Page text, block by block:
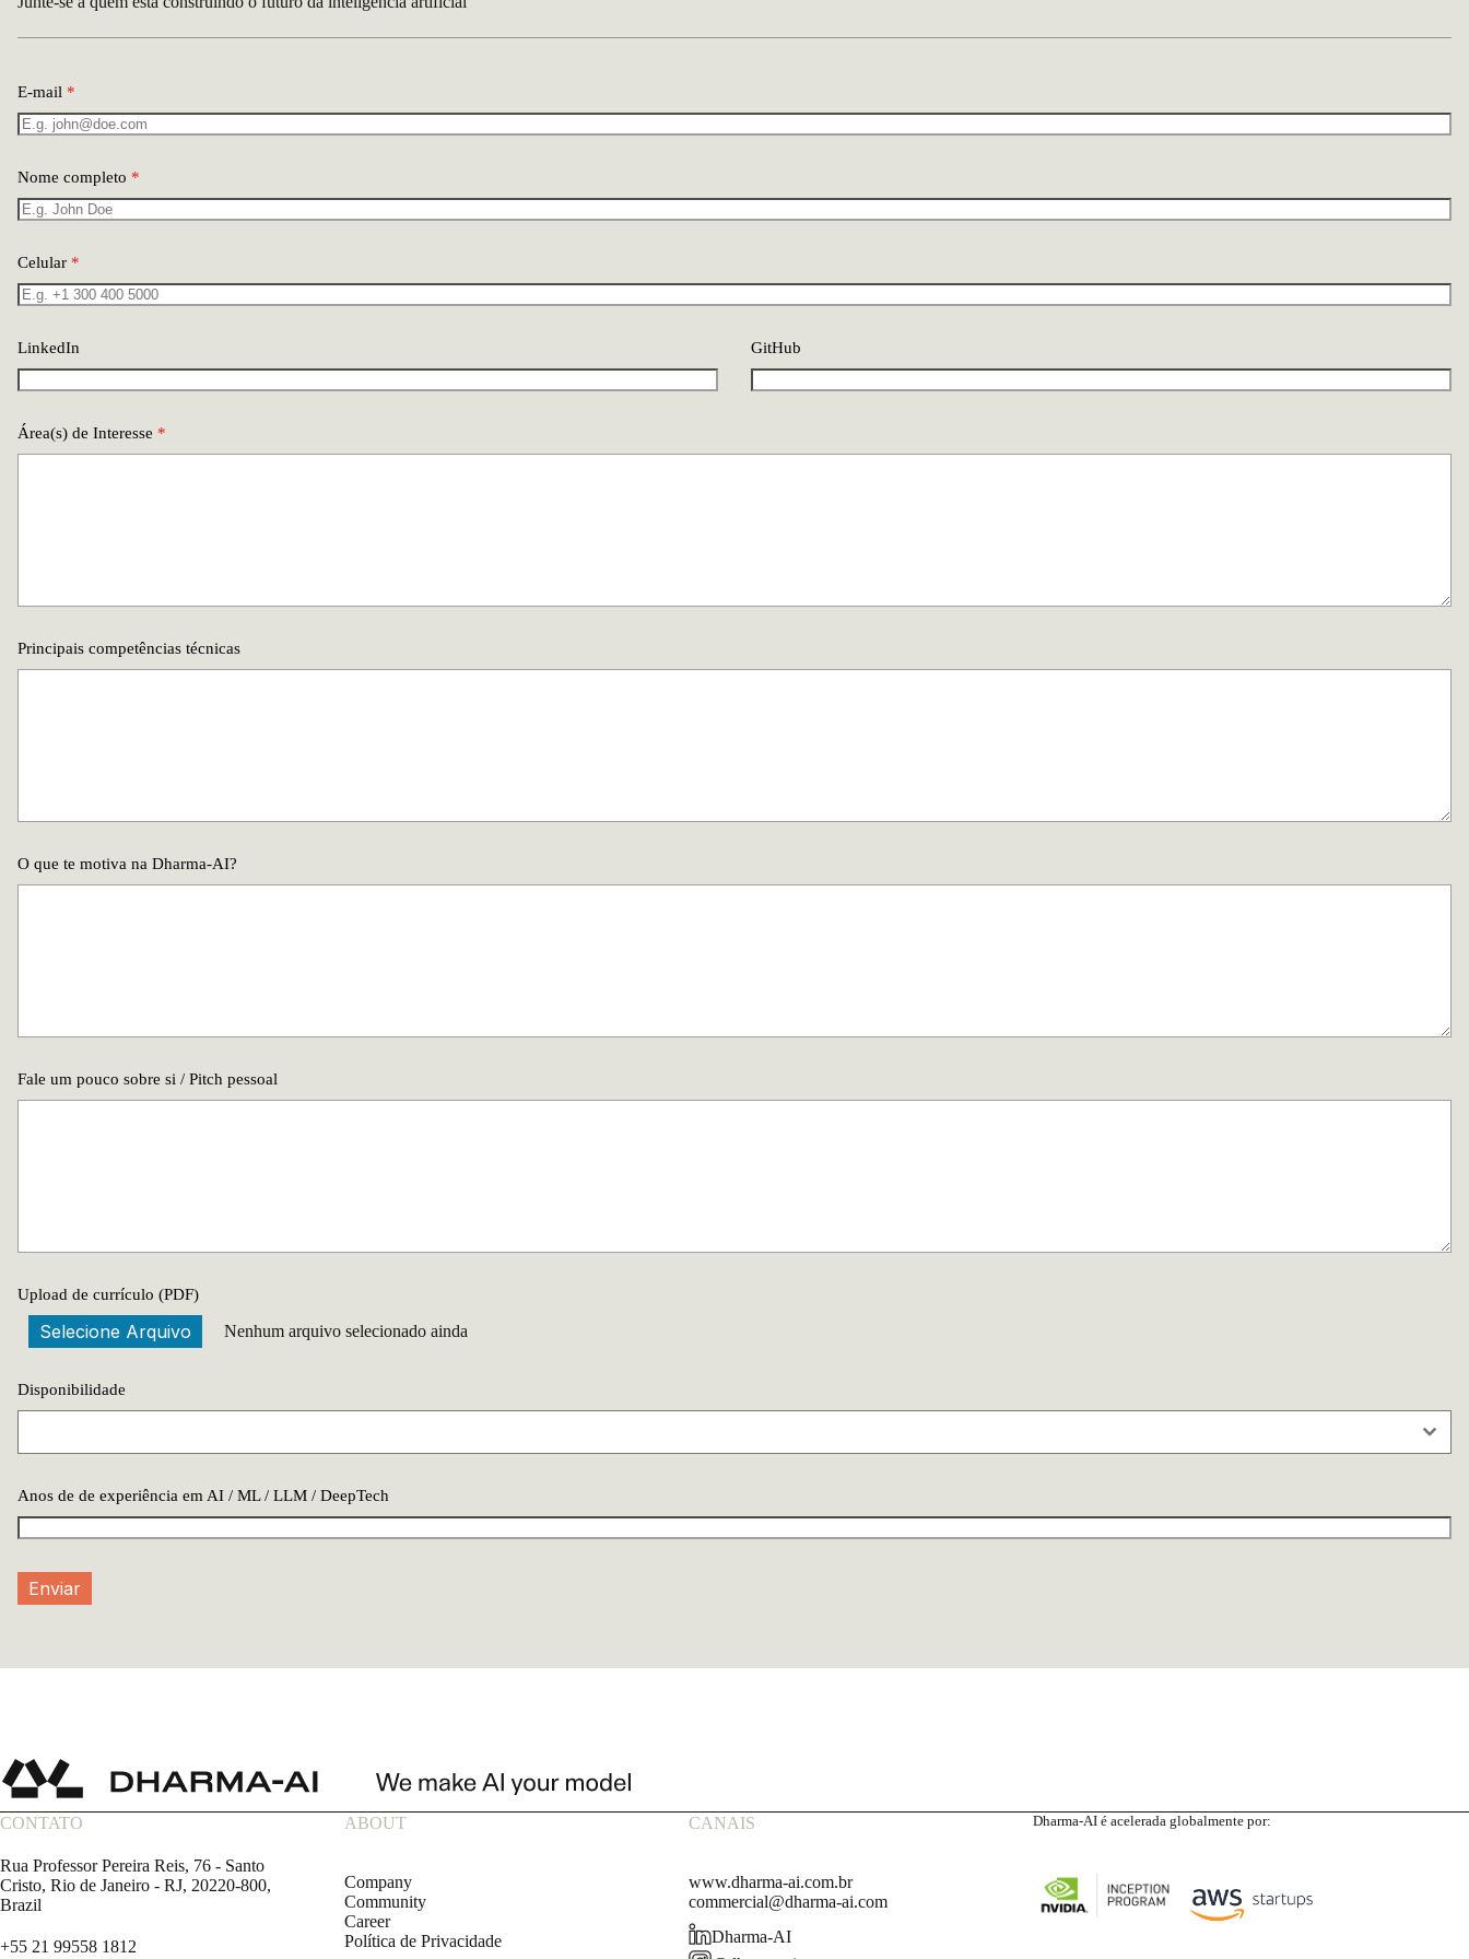
E-mail *
Nome completo *
Celular *
LinkedIn GitHub
Área(s) de Interesse *
Principais competências técnicas
O que te motiva na Dharma-AI?
Fale um pouco sobre si / Pitch pessoal
Upload de currículo (PDF)
Selecione Arquivo Nenhum arquivo selecionado ainda
Disponibilidade
Anos de de experiência em AI / ML / LLM / DeepTech
Enviar
CONTATO
Rua Professor Pereira Reis, 76 - Santo
Cristo, Rio de Janeiro - RJ, 20220-800,
Brazil
+55 21 99558 1812
ABOUT
Company
Community
Career
Política de Privacidade
CANAIS
www.dharma-ai.com.br
commercial@dharma-ai.com
Dharma-AI
Dharma-AI é acelerada globalmente por: